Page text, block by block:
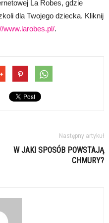
La Robes, gdzie
dla Twojego dziecka. Kliknij
www.larobes.pl/.
Następny artykuł
W JAKI SPOSÓB POWSTAJĄ
CHMURY?